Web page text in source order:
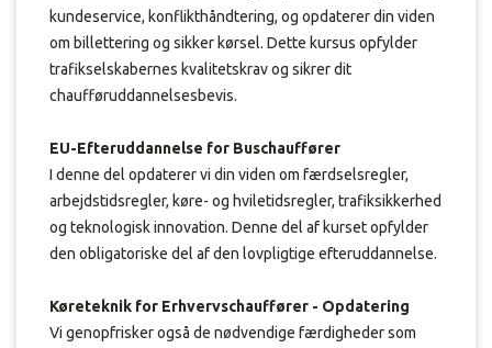
kundeservice, konflikthåndtering, og opdaterer din viden
om billettering og sikker kørsel. Dette kursus opfylder
trafikselskabernes kvalitetskrav og sikrer dit
chaufføruddannelsesbevis.
EU-Efteruddannelse for Buschauffører
I denne del opdaterer vi din viden om færdselsregler,
arbejdstidsregler, køre- og hviletidsregler, trafiksikkerhed
og teknologisk innovation. Denne del af kurset opfylder
den obligatoriske del af den lovpligtige efteruddannelse.
Køreteknik for Erhvervschauffører - Opdatering
Vi genopfrisker også de nødvendige færdigheder som